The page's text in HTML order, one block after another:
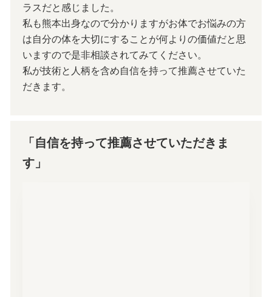
ラスだと感じました。
私も熊本出身なので分かりますがお体でお悩みの方
は自分の体を大切にすることが何よりの価値だと思
いますので是非相談されてみてください。
私が技術と人柄を含め自信を持って推薦させていた
だきます。
「自信を持って推薦させていただきま
す」